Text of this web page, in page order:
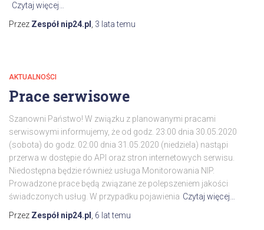
Czytaj więcej…
Przez Zespół nip24.pl , 3 latatemu
AKTUALNOŚCI
Prace serwisowe
Szanowni Państwo! W związku z planowanymi pracami
serwisowymi informujemy, że od godz. 23:00 dnia 30.05.2020
(sobota) do godz. 02:00 dnia 31.05.2020 (niedziela) nastąpi
przerwa w dostępie do API oraz stron internetowych serwisu.
Niedostępna będzie również usługa Monitorowania NIP.
Prowadzone prace będą związane ze polepszeniem jakości
świadczonych usług. W przypadku pojawienia Czytaj więcej…
Przez Zespół nip24.pl , 6 lattemu